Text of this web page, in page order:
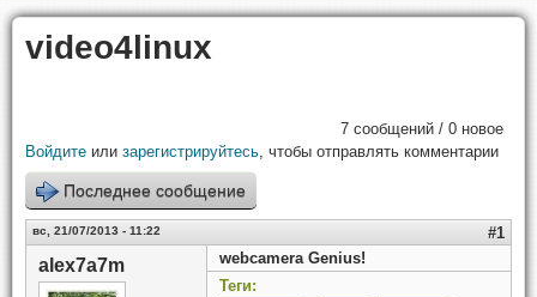
video4linux
7 сообщений / 0 новое
Войдите или зарегистрируйтесь, чтобы отправлять комментарии
Последнее сообщение
вс, 21/07/2013 - 11:22 #1
alex7a7m
webcamera Genius!
Теги: